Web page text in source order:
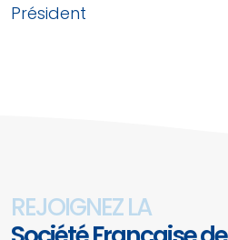
Président
REJOIGNEZ LA